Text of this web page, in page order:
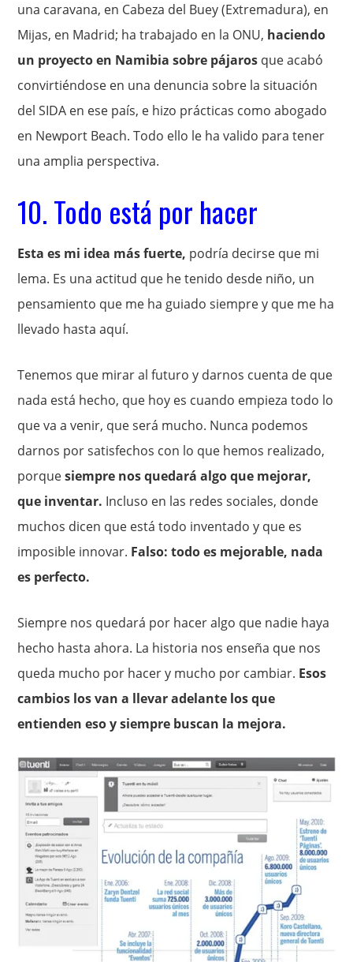
una caravana, en Cabeza del Buey (Extremadura), en
Mijas, en Madrid; ha trabajado en la ONU, haciendo
un proyecto en Namibia sobre pájaros que acabó
convirtiéndose en una denuncia sobre la situación
del SIDA en ese país, e hizo prácticas como abogado
en Newport Beach. Todo ello le ha valido para tener
una amplia perspectiva.
10. Todo está por hacer
Esta es mi idea más fuerte, podría decirse que mi
lema. Es una actitud que he tenido desde niño, un
pensamiento que me ha guiado siempre y que me ha
llevado hasta aquí.
Tenemos que mirar al futuro y darnos cuenta de que
nada está hecho, que hoy es cuando empieza todo lo
que va a venir, que será mucho. Nunca podemos
darnos por satisfechos con lo que hemos realizado,
porquesiempre nos quedará algo que mejorar,
que inventar. Incluso en las redes sociales, donde
muchos dicen que está todo inventado y que es
imposible innovar. Falso: todo es mejorable, nada
es perfecto.
Siempre nos quedará por hacer algo que nadie haya
hecho hasta ahora. La historia nos enseña que nos
queda mucho por hacer y mucho por cambiar. Esos
cambios los van a llevar adelante los que
entienden eso y siempre buscan la mejora.